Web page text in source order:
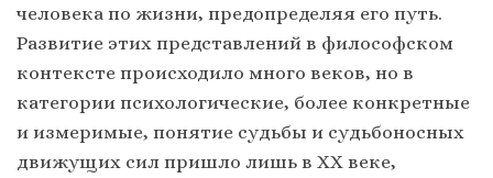
человека по жизни, предопределяя его путь.
Развитие этих представлений в философском
контексте происходило много веков, но в
категории психологические, более конкретные
и измеримые, понятие судьбы и судьбоносных
движущих сил пришло лишь в XX веке,